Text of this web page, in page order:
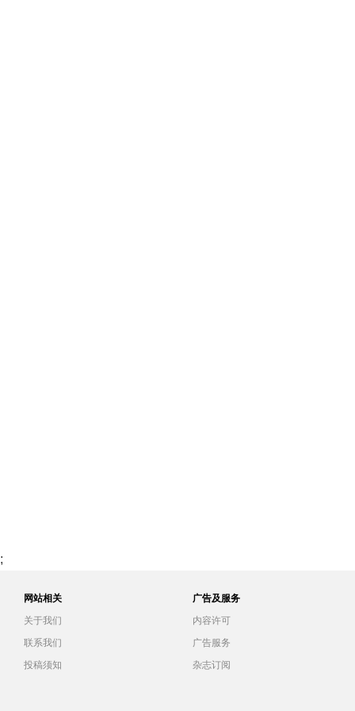
;
网站相关
关于我们
联系我们
投稿须知
广告及服务
内容许可
广告服务
杂志订阅